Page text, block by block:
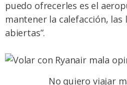
puedo ofrecerles es el
mantener la calefacción, las
abiertas”.
No quiero viajar